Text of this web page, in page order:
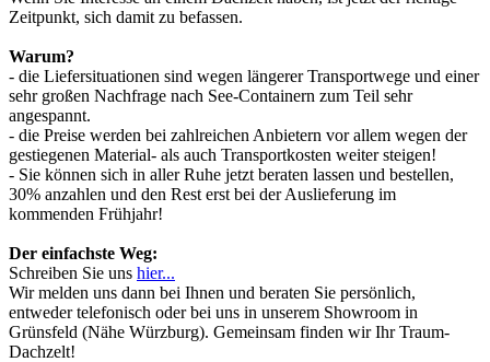
Zeitpunkt, sich damit zu befassen.
Warum?
- die Liefersituationen sind wegen längerer Transportwege und einer
sehr großen Nachfrage nach See-Containern zum Teil sehr
angespannt.
- die Preise werden bei zahlreichen Anbietern vor allem wegen der
gestiegenen Material- als auch Transportkosten weiter steigen!
- Sie können sich in aller Ruhe jetzt beraten lassen und bestellen,
30% anzahlen und den Rest erst bei der Auslieferung im
kommenden Frühjahr!
Der einfachste Weg:
Schreiben Sie uns hier...
Wir melden uns dann bei Ihnen und beraten Sie persönlich,
entweder telefonisch oder bei uns in unserem Showroom in
Grünsfeld (Nähe Würzburg). Gemeinsam finden wir Ihr Traum-
Dachzelt!